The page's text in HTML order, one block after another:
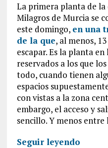
La primera planta de la
Milagros de Murcia se
este domingo, en una
de la que, al menos,
escapar. Es la planta
reservados a los que
todo, cuando tienen
espacios
con vistas a la zona
embargo, el acceso y
sencillo. Y menos entre
Seguir leyendo